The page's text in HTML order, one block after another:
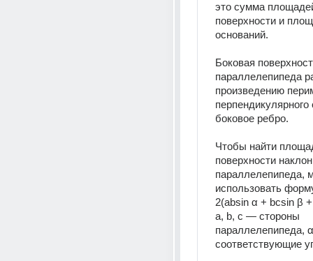
это сумма
поверхности и
оснований.
Боковая
параллелепипеда
произведению
перпендикулярного
боковое ребро.
Чтобы найти
поверхности
параллелепипеда,
использовать
2(absin α + bcsin β
a, b, c — стороны
параллелепипеда,
соответствующие